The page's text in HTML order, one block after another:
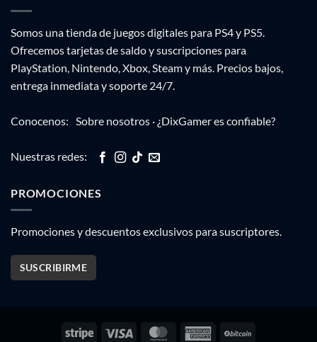
Somos una tienda de juegos digitales para PS4 y PS5.
Ofrecemos tarjetas de saldo y suscripciones para
PlayStation, Nintendo, Xbox, Steam y más. Precios bajos,
entrega inmediata y soporte 24/7.
Conocenos: Sobre nosotros · ¿DixGamer es confiable?
Nuestras redes:
PROMOCIONES
Promociones y descuentos exclusivos para suscriptores.
SUSCRIBIRME
Stripe Visa MasterCardAmerican